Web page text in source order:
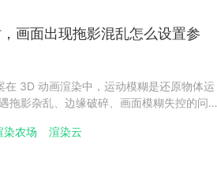
画面出现拖影混乱怎么设置参
3D 动画渲染中，运动模糊是还原物体运
总结出针对性的参数设置方案，帮你精准
染农场 渲染云